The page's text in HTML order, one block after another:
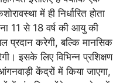
में ही निर्धारित होता
11 से 18 वर्ष की आयु की
प्रदान करेगी, बल्कि मानसिक
इसके लिए विभिन्न प्रशिक्षण
केंद्रों में किया जाएगा,